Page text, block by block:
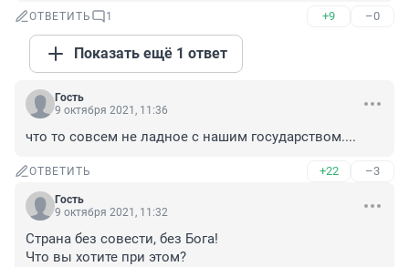
ОТВЕТИТЬ 1 +9 –0
Показать ещё 1 ответ
Гость
9 октября 2021, 11:36
что то совсем не ладное с нашим государством....
ОТВЕТИТЬ +22 –3
Гость
9 октября 2021, 11:32
Страна без совести, без Бога!
Что вы хотите при этом?